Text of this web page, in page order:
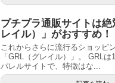
プチプラ通販サイトは
レイル）」がおすすめ！
これからさらに流行るショッピ
「GRL（グレイル）」。 GRL
パレルサイトで、特徴はな...